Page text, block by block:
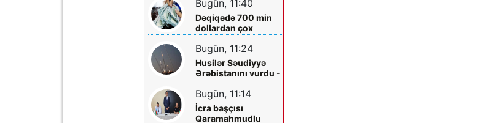
Məlumat yaydı
Bugün, 11:40
Dəqiqədə 700 min
dollardan çox
qazanıblar…
Bugün, 11:24
Husilər Səudiyyə
Ərəbistanını vurdu -
Yaralılar var
Bugün, 11:14
İcra başçısı
Qaramahmudlu